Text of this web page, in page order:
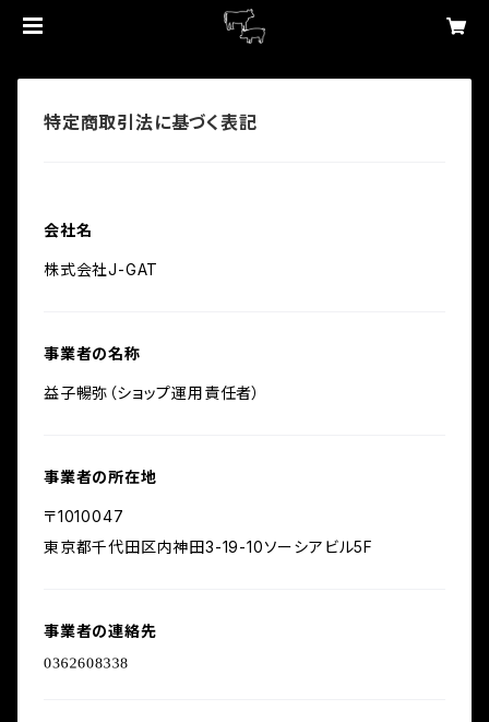
特定商取引法に基づく表記
会社名
株式会社J-GAT
事業者の名称
益子暢弥（ショップ運用責任者）
事業者の所在地
〒1010047
東京都千代田区内神田3-19-10ソーシアビル5F
事業者の連絡先